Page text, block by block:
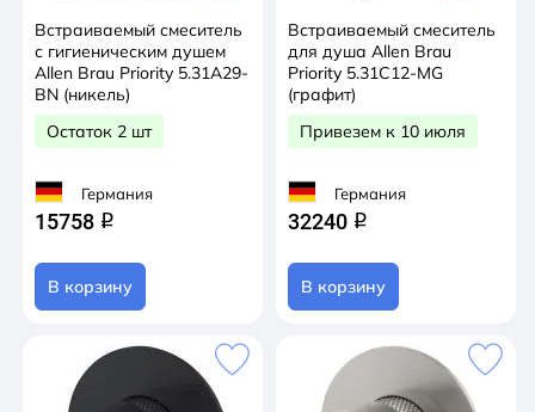
Встраиваемый смеситель
с гигиеническим душем
Allen Brau Priority 5.31A29-
BN (никель)
Остаток 2 шт
Германия
15758 q
В корзину
Встраиваемый смеситель
для душа Allen Brau
Priority 5.31C12-MG
(графит)
Привезем к 10 июля
Германия
32240 q
В корзину